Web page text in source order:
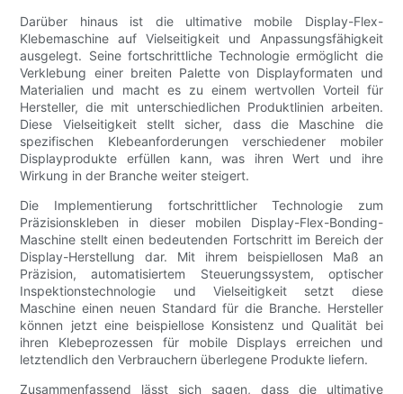
Darüber hinaus ist die ultimative mobile Display-Flex-
Klebemaschine auf Vielseitigkeit und Anpassungsfähigkeit
ausgelegt. Seine fortschrittliche Technologie ermöglicht die
Verklebung einer breiten Palette von Displayformaten und
Materialien und macht es zu einem wertvollen Vorteil für
Hersteller, die mit unterschiedlichen Produktlinien arbeiten.
Diese Vielseitigkeit stellt sicher, dass die Maschine die
spezifischen Klebeanforderungen verschiedener mobiler
Displayprodukte erfüllen kann, was ihren Wert und ihre
Wirkung in der Branche weiter steigert.
Die Implementierung fortschrittlicher Technologie zum
Präzisionskleben in dieser mobilen Display-Flex-Bonding-
Maschine stellt einen bedeutenden Fortschritt im Bereich der
Display-Herstellung dar. Mit ihrem beispiellosen Maß an
Präzision, automatisiertem Steuerungssystem, optischer
Inspektionstechnologie und Vielseitigkeit setzt diese
Maschine einen neuen Standard für die Branche. Hersteller
können jetzt eine beispiellose Konsistenz und Qualität bei
ihren Klebeprozessen für mobile Displays erreichen und
letztendlich den Verbrauchern überlegene Produkte liefern.
Zusammenfassend lässt sich sagen, dass die ultimative